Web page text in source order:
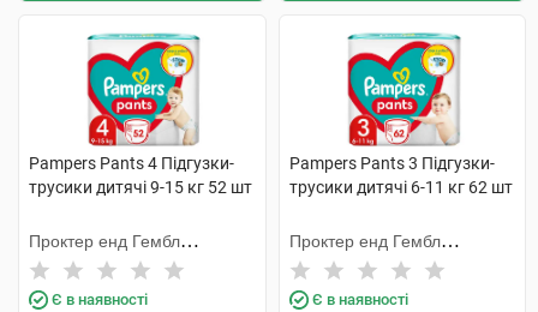
Pampers Pants 4 Підгузки-
трусики дитячі 9-15 кг 52 шт
Проктер енд Гембл
Мануфекчурінг
Є в наявності
Pampers Pants 3 Підгузки-
трусики дитячі 6-11 кг 62 шт
Проктер енд Гембл
Мануфекчурінг
Є в наявності